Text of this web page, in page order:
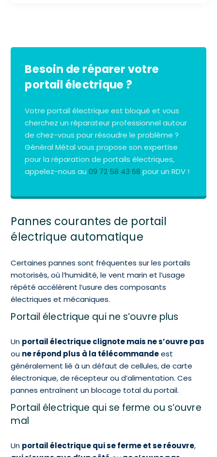
Besoin de réparer votre
portail électrique ?
Votre portail électrique est bloqué et vous
cherchez un réparateur professionnel autour
de chez-vous pour résoudre le problème ?
Général Métal vous propose son expertise
pour la réparation de portails électriques,
appelez-nous au09 72 58 43 68 pour un RDV !
Pannes courantes de portail
électrique automatique
Certaines pannes sont fréquentes sur les portails
motorisés, où l’humidité, le vent marin et l’usage
répété accélèrent l’usure des composants
électriques et mécaniques.
Portail électrique qui ne s’ouvre plus
Un portail électrique clignote mais ne s’ouvre pas
ou ne répond plus à la télécommandeest
généralement lié à un défaut de cellules, de carte
électronique, de récepteur ou d’alimentation. Ces
pannes entraînent un blocage total du portail.
Portail électrique qui se ferme ou s’ouvre
mal
Un portail électrique qui se ferme et se réouvre,